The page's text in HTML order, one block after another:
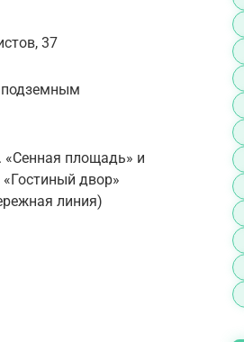
37
подземным
«Сенная площадь» и
двор»
линия)